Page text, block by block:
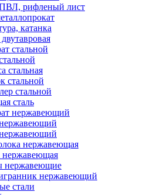
рифленый лист
катанка
стальной
стальная
стальной
стальной
сталь
нержавеющий
нержавеющая
нержавеющая
нержавеющие
нержавеющий
стали